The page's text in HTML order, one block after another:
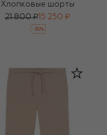
Хлопковые шорты
21 800 ₽15 250 ₽
-30%